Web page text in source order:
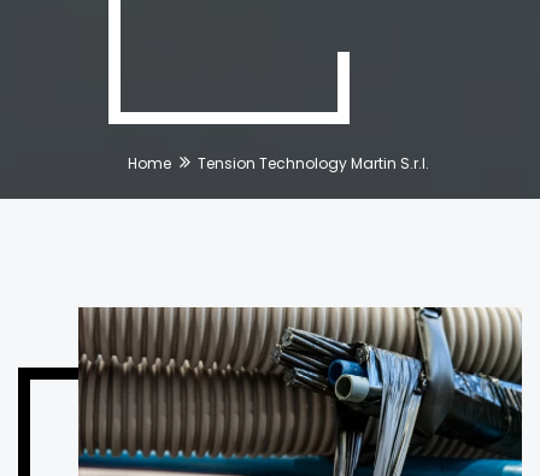
Home Tension Technology Martin S.r.l.